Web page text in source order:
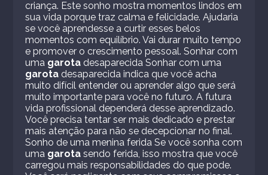
criança. Este sonho mostra momentos lindos em
sua vida porque traz calma e felicidade. Ajudaria
se você aprendesse a curtir esses belos
momentos com equilíbrio. Vai durar muito tempo
e promover o crescimento pessoal. Sonhar com
uma garota desaparecida Sonhar com uma
garota desaparecida indica que você acha
muito difícil entender ou aprender algo que será
muito importante para você no futuro. A futura
vida profissional dependerá desse aprendizado.
Você precisa tentar ser mais dedicado e prestar
mais atenção para não se decepcionar no final.
Sonho de uma menina ferida Se você sonha com
uma garota sendo ferida, isso mostra que você
carregou mais responsabilidades do que pode.